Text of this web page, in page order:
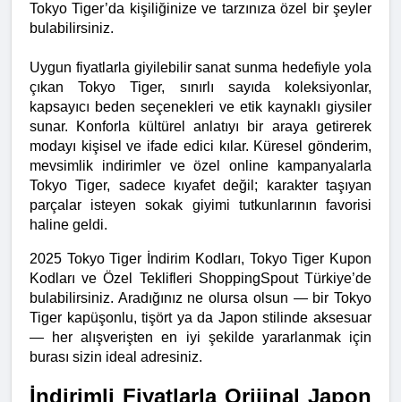
Tokyo Tiger’da kişiliğinize ve tarzınıza özel bir şeyler
bulabilirsiniz.
Uygun fiyatlarla giyilebilir sanat sunma hedefiyle yola
çıkan Tokyo Tiger, sınırlı sayıda koleksiyonlar,
kapsayıcı beden seçenekleri ve etik kaynaklı giysiler
sunar. Konforla kültürel anlatıyı bir araya getirerek
modayı kişisel ve ifade edici kılar. Küresel gönderim,
mevsimlik indirimler ve özel online kampanyalarla
Tokyo Tiger, sadece kıyafet değil; karakter taşıyan
parçalar isteyen sokak giyimi tutkunlarının favorisi
haline geldi.
2025 Tokyo Tiger İndirim Kodları, Tokyo Tiger Kupon
Kodları ve Özel Teklifleri ShoppingSpout Türkiye’de
bulabilirsiniz. Aradığınız ne olursa olsun — bir Tokyo
Tiger kapüşonlu, tişört ya da Japon stilinde aksesuar
— her alışverişten en iyi şekilde yararlanmak için
burası sizin ideal adresiniz.
İndirimli Fiyatlarla Orijinal Japon